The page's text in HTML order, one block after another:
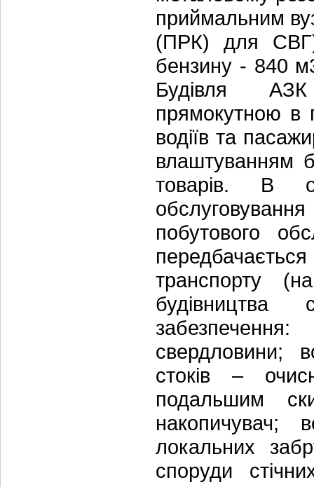
приймальним
(ПРК) для СВГ).
бензину - 840
Будівля АЗК
прямокутною в
водіїв та
влаштуванням
товарів. В
побутового
транспорту
свердловини;
стоків –
подальшим
накопичувач;
локальних
споруди